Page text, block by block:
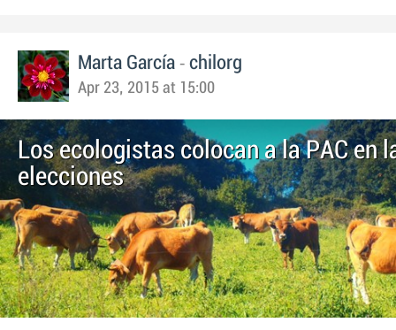
Marta García - chilorg
Apr 23, 2015 at 15:00
Los ecologistas colocan a la PAC en
elecciones